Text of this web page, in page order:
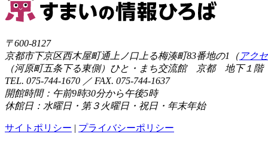
〒600-8127
京都市下京区西木屋町通上ノ口上る梅湊町83番地の1（ アク
（河原町五条下る東側）ひと・まち交流館 京都 地下１階
TEL. 075-744-1670 ／ FAX. 075-744-1637
開館時間：午前9時30分から午後5時
休館日：水曜日・第３火曜日・祝日・年末年始
サイトポリシー | プライバシーポリシー